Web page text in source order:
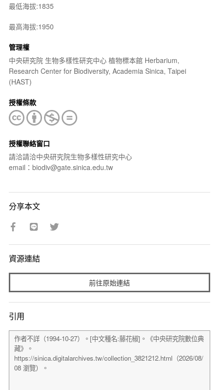
最低海拔:1835
最高海拔:1950
管理權
中央研究院 生物多樣性研究中心 植物標本館 Herbarium,
Research Center for Biodiversity, Academia Sinica, Taipei
(HAST)
授權條款
授權聯絡窗口
請洽請洽中央研究院生物多樣性研究中心
email：biodiv@gate.sinica.edu.tw
分享本文
資源連結
前往原始連結
引用